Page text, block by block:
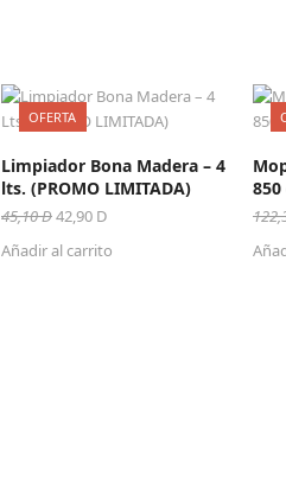
OFERTA
Limpiador Bona Madera – 4
lts. (PROMO LIMITADA)
45,10DEl
original
42,90 DEl
actual
Añadir al carrito
850